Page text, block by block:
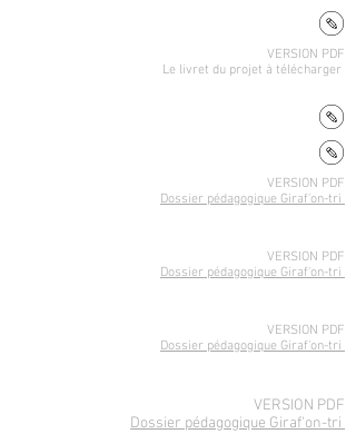
VERSION PDF
Le livret du projet à télécharger
VERSION PDF
Dossier pédagogique Giraf'on-tri
VERSION PDF
Dossier pédagogique Giraf'on-tri
VERSION PDF
Dossier pédagogique Giraf'on-tri
VERSION PDF
Dossier pédagogique Giraf'on-tri